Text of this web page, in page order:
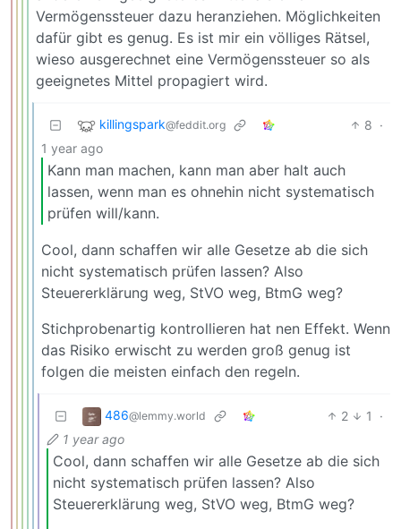
Vermögenssteuer dazu heranziehen. Möglichkeiten
dafür gibt es genug. Es ist mir ein völliges Rätsel,
wieso ausgerechnet eine Vermögenssteuer so als
geeignetes Mittel propagiert wird.
killingspark@feddit.org 8 ·
1 year ago
Kann man machen, kann man aber halt auch
lassen, wenn man es ohnehin nicht systematisch
prüfen will/kann.
Cool, dann schaffen wir alle Gesetze ab die sich
nicht systematisch prüfen lassen? Also
Steuererklärung weg, StVO weg, BtmG weg?
Stichprobenartig kontrollieren hat nen Effekt. Wenn
das Risiko erwischt zu werden groß genug ist
folgen die meisten einfach den regeln.
486@lemmy.world 2 1
·
1 year ago
Cool, dann schaffen wir alle Gesetze ab die sich
nicht systematisch prüfen lassen? Also
Steuererklärung weg, StVO weg, BtmG weg?